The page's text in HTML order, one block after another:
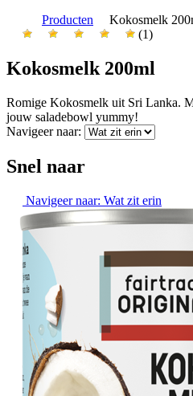
Producten
Kokosmelk
(1)
Kokosmelk 200ml
Romige Kokosmelk uit Sri Lanka.
jouw saladebowl yummy!
Navigeer naar:
Snel naar
Navigeer naar: Wat zit erin